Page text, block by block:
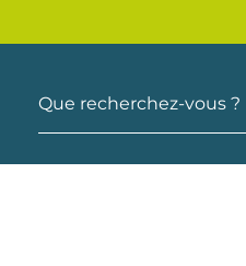
Que recherchez-vous ?